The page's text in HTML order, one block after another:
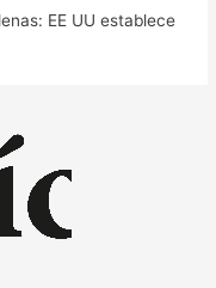
EE UU establece